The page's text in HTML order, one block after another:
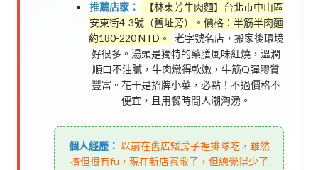
推薦店家：
【林東芳牛肉麵】台北市中山區
安東街4-3號（舊址旁）。價格：半筋半肉麵
約180-220 NTD。
老字號名店，搬家後環境
好很多。湯頭是獨特的藥膳風味紅燒，溫潤
順口不油膩，牛肉燉得軟嫩，牛筋Q彈膠質
豐富。花干是招牌小菜，必點！不過價格不
便宜，且用餐時間人潮洶湧。
個人經歷： 以前在舊店矮房子裡排隊吃，雖然
擠但很有fu，現在新店寬敞了，但總覺得少了